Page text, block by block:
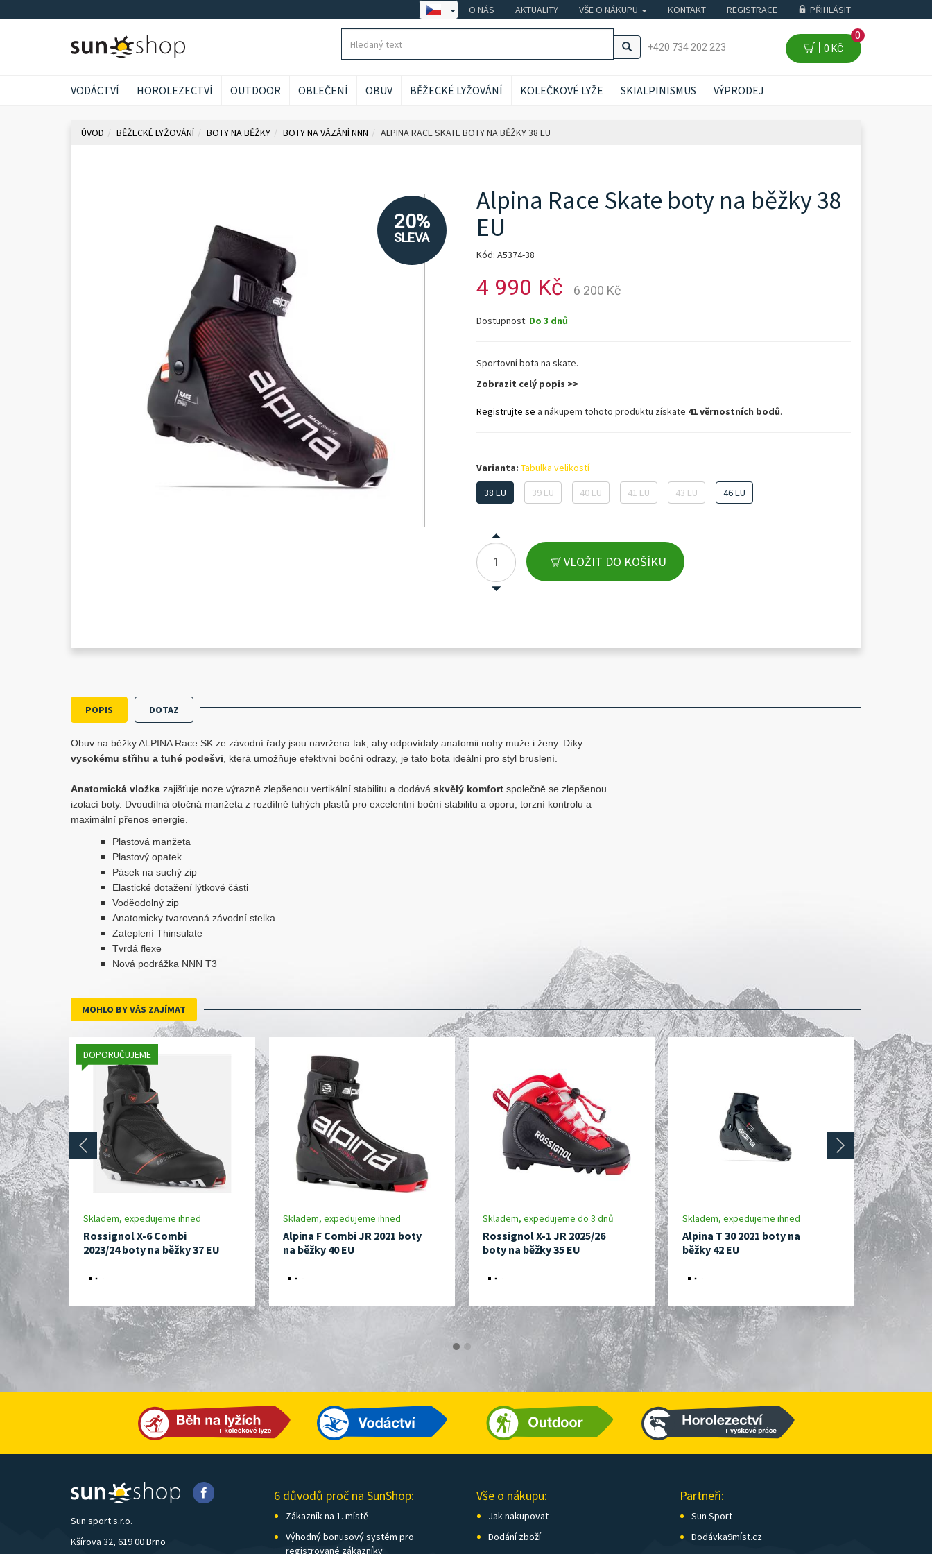
O NÁS AKTUALITY VŠE O NÁKUPU KONTAKT REGISTRACE PŘIHLÁSIT
+420 734 202 223 0 KČ
0
VODÁCTVÍ HOROLEZECTVÍ OUTDOOR OBLEČENÍ OBUV BĚŽECKÉ LYŽOVÁNÍ KOLEČKOVÉ LYŽE SKIALPINISMUS VÝPRODEJ
ÚVOD BĚŽECKÉ LYŽOVÁNÍ BOTY NA BĚŽKY BOTY NA VÁZÁNÍ NNN ALPINA RACE SKATE BOTY NA BĚŽKY 38 EU
20%
SLEVA
Alpina Race Skate boty na běžky 38
EU
Kód: A5374-38
4 990 Kč 6 200 Kč
Dostupnost: Do 3 dnů
Sportovní bota na skate.
Zobrazit celý popis >>
Registrujte se a nákupem tohoto produktu získate 41 věrnostních bodů.
Varianta: Tabulka velikostí
38 EU
39 EU 40 EU 41 EU 43 EU 46 EU
VLOŽIT DO KOŠÍKU
POPIS DOTAZ
Obuv na běžky ALPINA Race SK ze závodní řady jsou navržena tak, aby odpovídaly anatomii nohy muže i ženy. Díky
vysokému střihu a tuhé podešvi , která umožňuje efektivní boční odrazy, je tato bota ideální pro styl bruslení.
Anatomická vložka zajišťuje noze výrazně zlepšenou vertikální stabilitu a dodává skvělý komfort společně se zlepšenou
izolací boty. Dvoudílná otočná manžeta z rozdílně tuhých plastů pro excelentní boční stabilitu a oporu, torzní kontrolu a
maximální přenos energie.
Plastová manžeta
Plastový opatek
Pásek na suchý zip
Elastické dotažení lýtkové části
Voděodolný zip
Anatomicky tvarovaná závodní stelka
Zateplení Thinsulate
Tvrdá flexe
Nová podrážka NNN T3
MOHLO BY VÁS ZAJÍMAT
DOPORUČUJEME
Skladem, expedujeme ihned
Rossignol X-6 Combi
2023/24 boty na běžky 37 EU
Skladem, expedujeme ihned
Alpina F Combi JR 2021 boty
na běžky 40 EU
Skladem, expedujeme do 3 dnů
Rossignol X-1 JR 2025/26
boty na běžky 35 EU
Skladem, expedujeme ihned
Alpina T 30 2021 boty na
běžky 42 EU
Do 3 dnů
Alpina
31 EU
Sun sport s.r.o.
Kšírova 32, 619 00 Brno
6 důvodů proč na SunShop:
Zákazník na 1. místě
Výhodný bonusový systém pro
registrované zákazníky
Vše o nákupu:
Jak nakupovat
Dodání zboží
Partneři:
Sun Sport
Dodávka9míst.cz